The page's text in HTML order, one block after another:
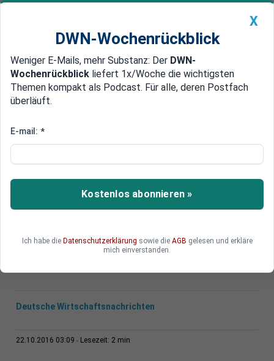
Newsticker MEIN DWN: Geldanlage Premium
Edelmetalle DWN-Magazin China
BND-Gesetz verabscheidet
Neues Gesetz verbietet
Deutschland
Wirtschaftsspionage
Das neue BND-Gesetz verbietet dem deutschen
Dienste dürfen dagegen weiter deutsche
Unternehmen ausspionieren.
Deutsche Wirtschaftsnachrichten
22.10.2016 03:09 Lesezeit: 2 min
X
DWN-Wochenrückblick
Weniger E-Mails, mehr Substanz: Der DWN-
Wochenrückblick liefert 1x/Woche die wichtigsten
Themen kompakt als Podcast. Für alle, deren Postfach
überläuft.
E-mail: *
Kostenlos abonnieren »
Ich habe die Datenschutzerklärung sowie die AGB gelesen und erkläre
mich einverstanden.